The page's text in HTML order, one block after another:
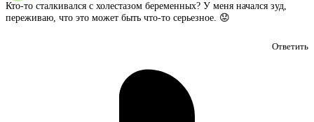
Кто-то сталкивался с холестазом беременных? У меня начался зуд,
переживаю, что это может быть что-то серьезное. 😟
Ответить